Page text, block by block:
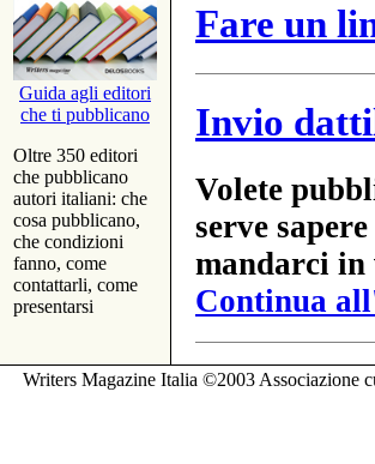
Guida agli editori
che ti pubblicano
Oltre 350 editori
che pubblicano
autori italiani: che
cosa pubblicano,
che condizioni
fanno, come
contattarli, come
presentarsi
Fare un
Invio
Volete
serve
mandarci in
Continua
Writers Magazine Italia ©2003 Associazione